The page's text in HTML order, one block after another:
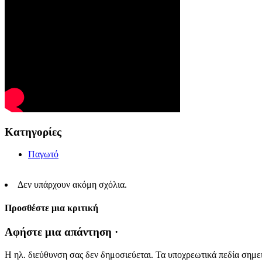
Κατηγορίες
Παγωτό
Δεν υπάρχουν ακόμη σχόλια.
Προσθέστε μια κριτική
Αφήστε μια απάντηση ·
Η ηλ. διεύθυνση σας δεν δημοσιεύεται. Τα υποχρεωτικά πεδία